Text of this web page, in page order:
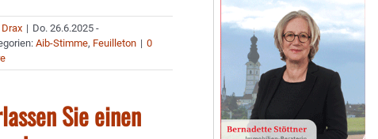
| Do. 26.6.2025 -
Aib-Stimme, Feuilleton | 0
Sie einen